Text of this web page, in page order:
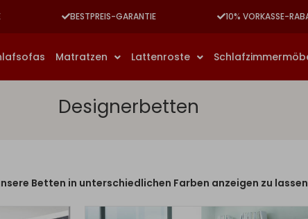
BESTPREIS-GARANTIE 10% VORKASSE-
Matratzen Lattenroste
Designerbetten
Betten in unterschiedlichen Farben anzeigen zu lassen